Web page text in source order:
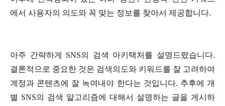
에서 사용자의 의도와 꼭 맞는 정보를 찾아서 제공합니다.
아주 간략하게 SNS의 검색 아키택처를 설명드렸습니다.
결론적으로 중요한 것은 검색의도와 키워드를 잘 고려하여
계정과 콘텐츠에 잘 녹여내야 한다는 것입니다. 추후에 개
별 SNS의 검색 알고리즘에 대해서 설명하는 글을 게시하